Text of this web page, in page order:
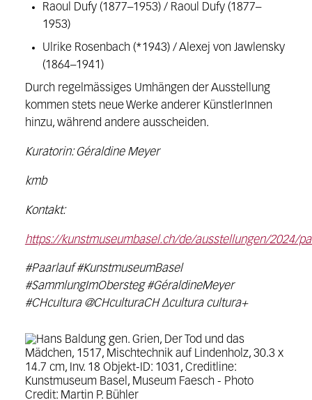
Raoul Dufy (1877–1953) / Raoul Dufy (1877–
1953)
Ulrike Rosenbach (*1943) / Alexej von Jawlensky
(1864–1941)
Durch regelmässiges Umhängen der Ausstellung
kommen stets neue Werke anderer KünstlerInnen
hinzu, während andere ausscheiden.
Kuratorin: Géraldine Meyer
kmb
Kontakt:
https://kunstmuseumbasel.ch/de/ausstellungen/2024/
#Paarlauf #KunstmuseumBasel
#SammlungImObersteg #GéraldineMeyer
#CHcultura @CHculturaCH ∆cultura cultura+